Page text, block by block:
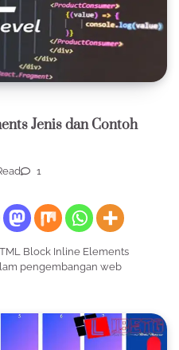
Jenis dan Contoh
1
Block Inline Elements
pengembangan web